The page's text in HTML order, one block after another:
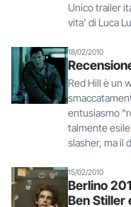
Unico trailer
vita' di Luca
18/02/2010
Red Hill è un
entusiasmo
talmente
slasher, ma il
15/02/2010
Berlino
Ben Stiller